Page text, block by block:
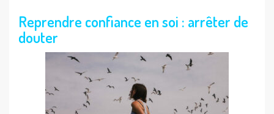
Reprendre confiance en soi : arrêter de
douter